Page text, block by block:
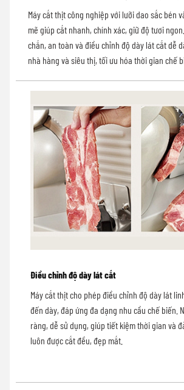
Máy cắt thịt công nghiệp với lưỡi dao sắc bén
mẽ giúp cắt nhanh, chính xác, giữ độ tươi
chắn, an toàn và điều chỉnh độ dày lát cắt dễ
nhà hàng và siêu thị, tối ưu hóa thời gian chế
Điều chỉnh độ dày lát cắt
Máy cắt thịt cho phép điều chỉnh độ dày lát
đến dày, đáp ứng đa dạng nhu cầu chế biến.
ràng, dễ sử dụng, giúp tiết kiệm thời gian và
luôn được cắt đều, đẹp mắt.